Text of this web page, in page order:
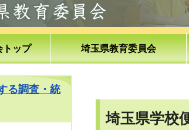
トップ 埼玉県教育委員会
る調査・統
埼玉県学校